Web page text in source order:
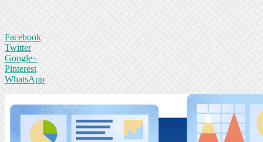
Facebook
Twitter
Google+
Pinterest
WhatsApp